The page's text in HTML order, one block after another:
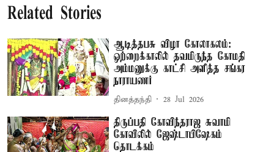
Related Stories
ஆடித்தபசு விழா கோலாகலம்:
ஒற்றைக்காலில் தவமிருந்த கோமதி
அம்மனுக்கு காட்சி அளித்த சங்கர
நாராயணர்
தினத்தந்தி 28 Jul 2026
திருப்பதி கோவிந்தராஜ சுவாமி
கோவிலில் ஜேஷ்டாபிஷேகம்
தொடக்கம்